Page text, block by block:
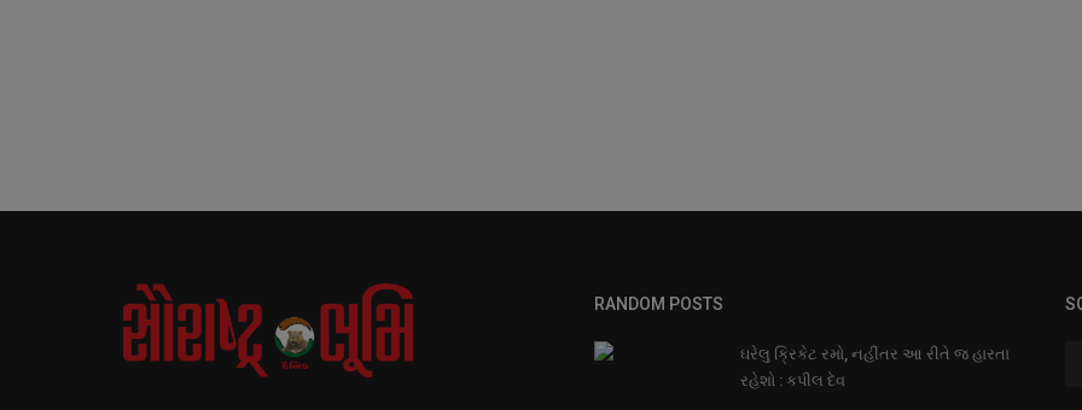
RANDOM POSTS
ઘરેલુ ક્રિકેટ રમો, નહીંતર આ રીતે જ હારતા
રહેશો : કપીલ દેવ